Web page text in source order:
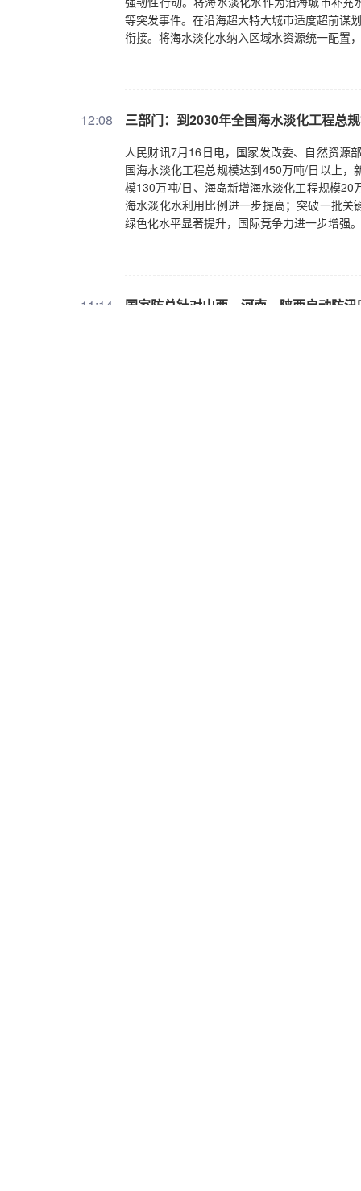
等突发事件。在沿海超大特大城市适度超前谋
衔接。将海水淡化水纳入区域水资源统一配置
12:08 三部门：到2030年全国海水淡化工程总
人民财讯7月16日电，国家发改委、自然资源
国海水淡化工程总规模达到450万吨/日以上
模130万吨/日、海岛新增海水淡化工程规模
海水淡化水利用比例进一步提高；突破一批
绿色化水平显著提升，国际竞争力进一步增强。
11:14 国家防总针对山西、河南、陕西启动防